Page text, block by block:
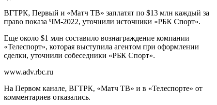
ВГТРК, Первый и «Матч ТВ» заплатят по $13 млн каждый за
право показа ЧМ-2022, уточнили источники «РБК Спорт».
Еще около $1 млн составило вознаграждение компании
«Телеспорт», которая выступила агентом при оформлении
сделки, уточнили собеседники «РБК Спорт».
www.adv.rbc.ru
На Первом канале, ВГТРК, «Матч ТВ» и в «Телеспорте» от
комментариев отказались.